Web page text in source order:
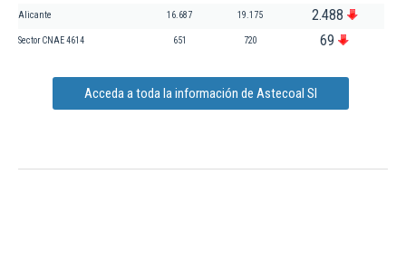
Alicante 16.687 19.175 2.488
Sector CNAE 4614 651 720 69
Acceda a toda la información de Astecoal Sl